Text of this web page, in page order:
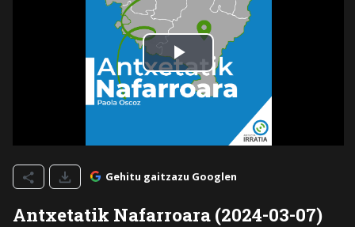
Gehitu gaitzazu Googlen
Antxetatik Nafarroara (2024-03-07)